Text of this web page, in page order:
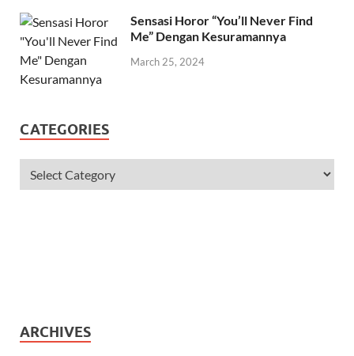
Sensasi Horor “You’ll Never Find
Me” Dengan Kesuramannya
March 25, 2024
CATEGORIES
ARCHIVES